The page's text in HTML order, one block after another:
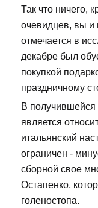
Так что ничего,
очевидцев, вы и
отмечается в
декабре был
покупкой
праздничному
В
является
итальянский
ограничен -
сборной свое
Остапенко,
голеностопа.